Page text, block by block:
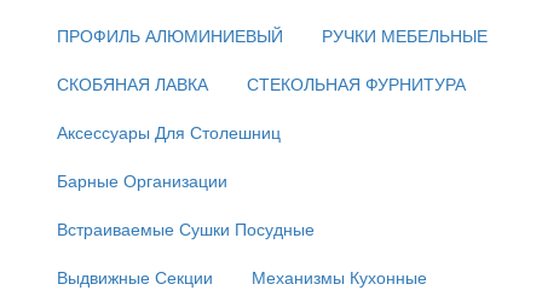
ПРОФИЛЬ АЛЮМИНИЕВЫЙ
РУЧКИ МЕБЕЛЬНЫЕ
СКОБЯНАЯ ЛАВКА
СТЕКОЛЬНАЯ ФУРНИТУРА
Аксессуары Для Столешниц
Барные Организации
Встраиваемые Сушки Посудные
Выдвижные Секции
Механизмы Кухонные